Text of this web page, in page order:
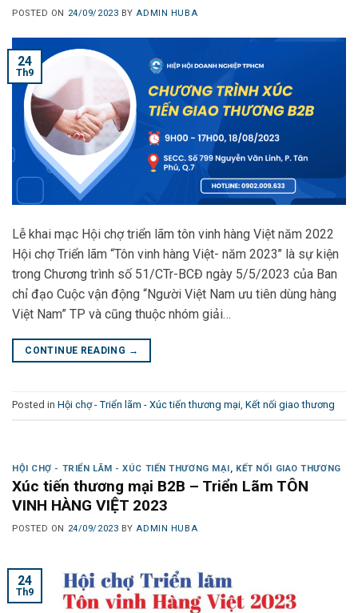
POSTED ON 24/09/2023 BY ADMIN HUBA
24
Th9
Lễ khai mạc Hội chợ triển lãm tôn vinh hàng Việt năm 2022
Hội chợ Triển lãm “Tôn vinh hàng Việt- năm 2023’’ là sự kiện
trong Chương trình số 51/CTr-BCĐ ngày 5/5/2023 của Ban
chỉ đạo Cuộc vận động “Người Việt Nam ưu tiên dùng hàng
Việt Nam” TP và cũng thuộc nhóm giải…
CONTINUE READING →
Posted in Hội chợ - Triển lãm - Xúc tiến thương mại Kết nối giao thương
HỘI CHỢ - TRIỂN LÃM - XÚC TIẾN THƯƠNG MẠI KẾT NỐI GIAO THƯƠNG
Xúc tiến thương mại B2B – Triển Lãm TÔN
VINH HÀNG VIỆT 2023
POSTED ON 24/09/2023 BYADMIN HUBA
24
Th9